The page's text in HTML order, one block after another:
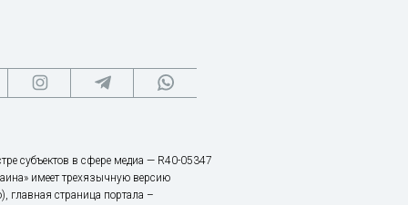
субъектов в сфере медиа — R40-05347
имеет трехязычную версию
главная страница портала –